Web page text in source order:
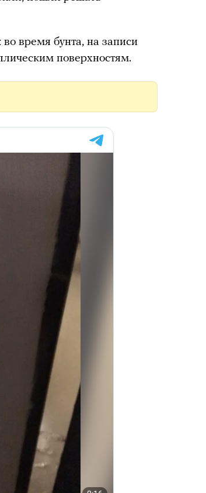
время бунта, на записи
поверхностям.